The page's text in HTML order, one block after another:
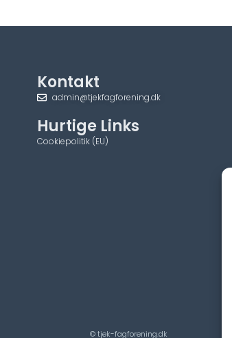
Kontakt
admin@tjekfagforening.dk
Hurtige Links
Cookiepolitik (EU)
© tjek-fagforening.dk